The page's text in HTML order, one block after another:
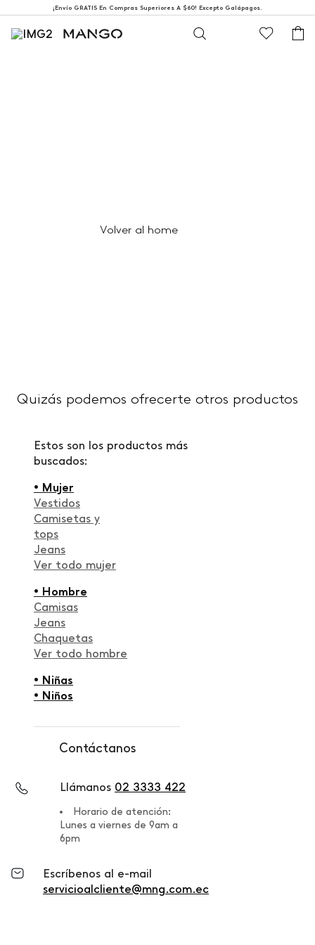
¡Envío GRATIS En Compras Superiores A $60! Excepto Galápagos.
Volver al home
Quizás podemos ofrecerte otros productos
Estos son los productos más
buscados:
• Mujer
Vestidos
Camisetas y
tops
Jeans
Ver todo mujer
• Hombre
Camisas
Jeans
Chaquetas
Ver todo hombre
• Niñas
• Niños
Contáctanos
Llámanos 02 3333 422
Horario de atención:
Lunes a viernes de 9am a
6pm
Escríbenos al e-mail
servicioalcliente@mng.com.ec